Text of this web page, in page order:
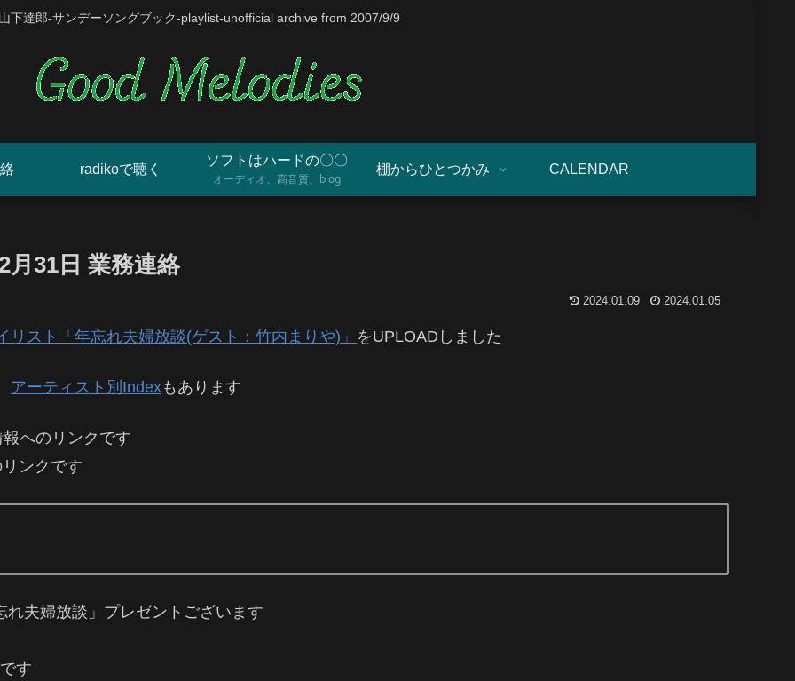
下達郎-サンデーソングブック-playlist-unofficial archive from 2007/9/9
radikoで聴く
ソフトはハードの〇〇
オーディオ、高音質、blog
棚からひとつかみ CALENDAR
31日 業務連絡
2024.01.09 2024.01.05
リスト「年忘れ夫婦放談(ゲスト：竹内まりや)」 をUPLOADしました
アーティスト別Indexもあります
へのリンクです
ンクです
夫婦放談」プレゼントございます
す